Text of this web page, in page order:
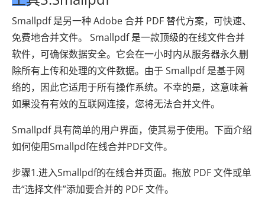
Smallpdf 是另一种 Adob​​e 合并 PDF 替代方案，可快速、
免费地合并文件。 Smallpdf 是一款顶级的在线文件合并
软件，可确保数据安全。它会在一小时内从服务器永久删
除所有上传和处理的文件数据。由于 Smallpdf 是基于网
络的，因此它适用于所有操作系统。不幸的是，这意味着
如果没有有效的互联网连接，您将无法合并文件。
Smallpdf 具有简单的用户界面，使其易于使用。下面介绍
如何使用Smallpdf在线合并PDF文件。
步骤1.进入Smallpdf的在线合并页面。拖放 PDF 文件或单
击“选择文件”添加要合并的 PDF 文件。